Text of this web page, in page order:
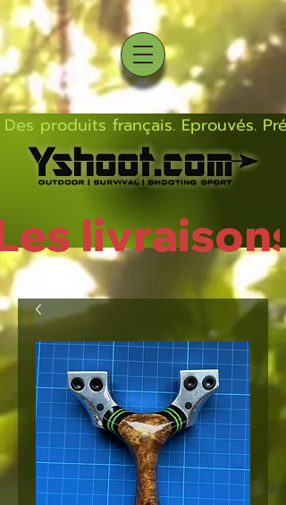
Des produits français. Eprouvés.